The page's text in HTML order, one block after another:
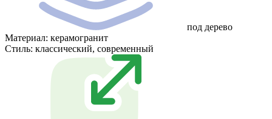
под дерево
Материал: керамогранит
Стиль: классический, современный